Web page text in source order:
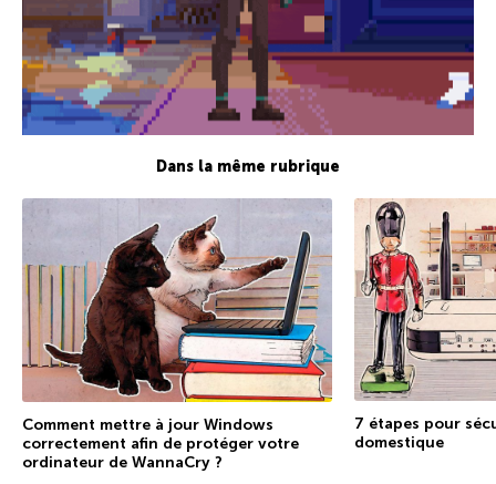
Dans la même rubrique
Comment mettre à jour Windows
correctement afin de protéger votre
ordinateur de WannaCry ?
7 étapes pour
domestique